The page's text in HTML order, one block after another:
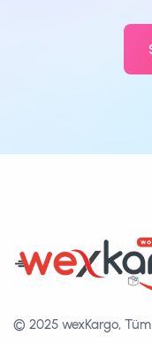
© 2025 wexKargo, Tüm